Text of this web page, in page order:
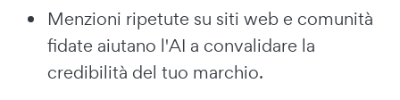
Menzioni ripetute su siti web e comunità
fidate aiutano l'AI a convalidare la
credibilità del tuo marchio.